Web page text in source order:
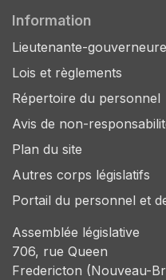
Information
Lieutenante-
Lois et règlements
Répertoire du personnel
Avis de non-
Plan du site
Autres corps législatifs
Portail du personnel et
Assemblée législative
706, rue Queen
Fredericton (Nouveau-